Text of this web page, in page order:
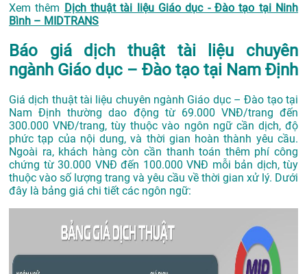
Xem thêm Dịch thuật tài liệu Giáo dục - Đào tạo tại Ninh
Bình – MIDTRANS
Báo giá dịch thuật tài liệu chuyên
ngành Giáo dục – Đào tạo tại Nam Định
Giá dịch thuật tài liệu chuyên ngành Giáo dục – Đào tạo tại
Nam Định thường dao động từ 69.000 VNĐ/trang đến
300.000 VNĐ/trang, tùy thuộc vào ngôn ngữ cần dịch, độ
phức tạp của nội dung, và thời gian hoàn thành yêu cầu.
Ngoài ra, khách hàng còn cần thanh toán thêm phí công
chứng từ 30.000 VNĐ đến 100.000 VNĐ mỗi bản dịch, tùy
thuộc vào số lượng trang và yêu cầu về thời gian xử lý. Dưới
đây là bảng giá chi tiết các ngôn ngữ: